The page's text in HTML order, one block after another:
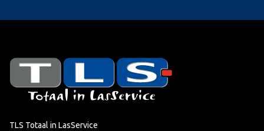
TLS Totaal in LasService